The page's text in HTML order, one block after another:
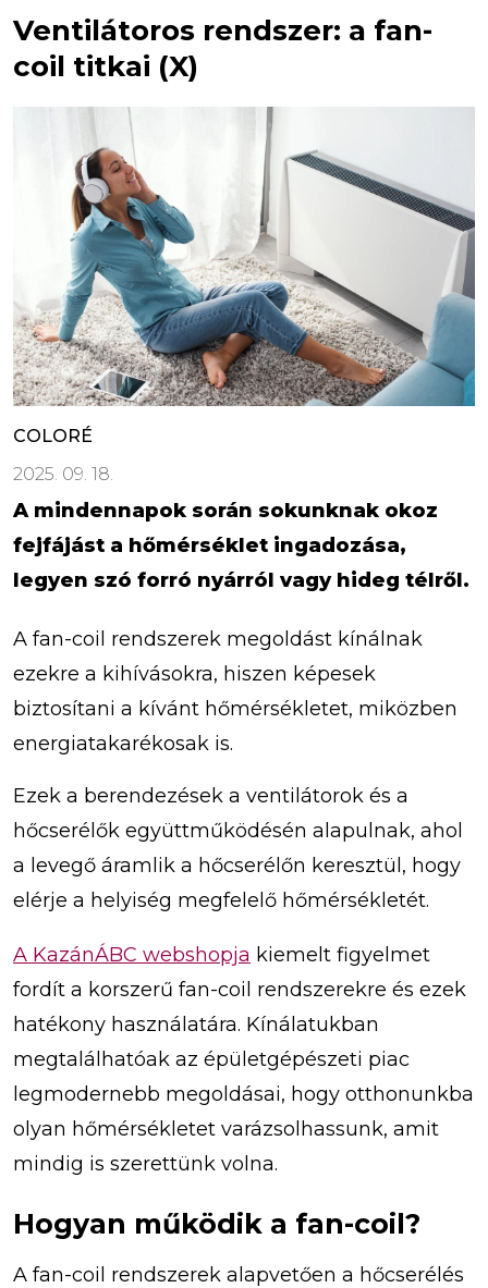
Ventilátoros rendszer: a fan-
coil titkai (X)
COLORÉ
2025. 09. 18.
A mindennapok során sokunknak okoz
fejfájást a hőmérséklet ingadozása,
legyen szó forró nyárról vagy hideg télről.
A fan-coil rendszerek megoldást kínálnak
ezekre a kihívásokra, hiszen képesek
biztosítani a kívánt hőmérsékletet, miközben
energiatakarékosak is.
Ezek a berendezések a ventilátorok és a
hőcserélők együttműködésén alapulnak, ahol
a levegő áramlik a hőcserélőn keresztül, hogy
elérje a helyiség megfelelő hőmérsékletét.
A KazánÁBC webshopja kiemelt figyelmet
fordít a korszerű fan-coil rendszerekre és ezek
hatékony használatára. Kínálatukban
megtalálhatóak az épületgépészeti piac
legmodernebb megoldásai, hogy otthonunkba
olyan hőmérsékletet varázsolhassunk, amit
mindig is szerettünk volna.
Hogyan működik a fan-coil?
A fan-coil rendszerek alapvetően a hőcserélés